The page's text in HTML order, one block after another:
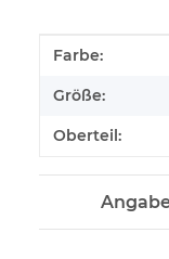
Wert
Farbe:
Größe:
Oberteil: